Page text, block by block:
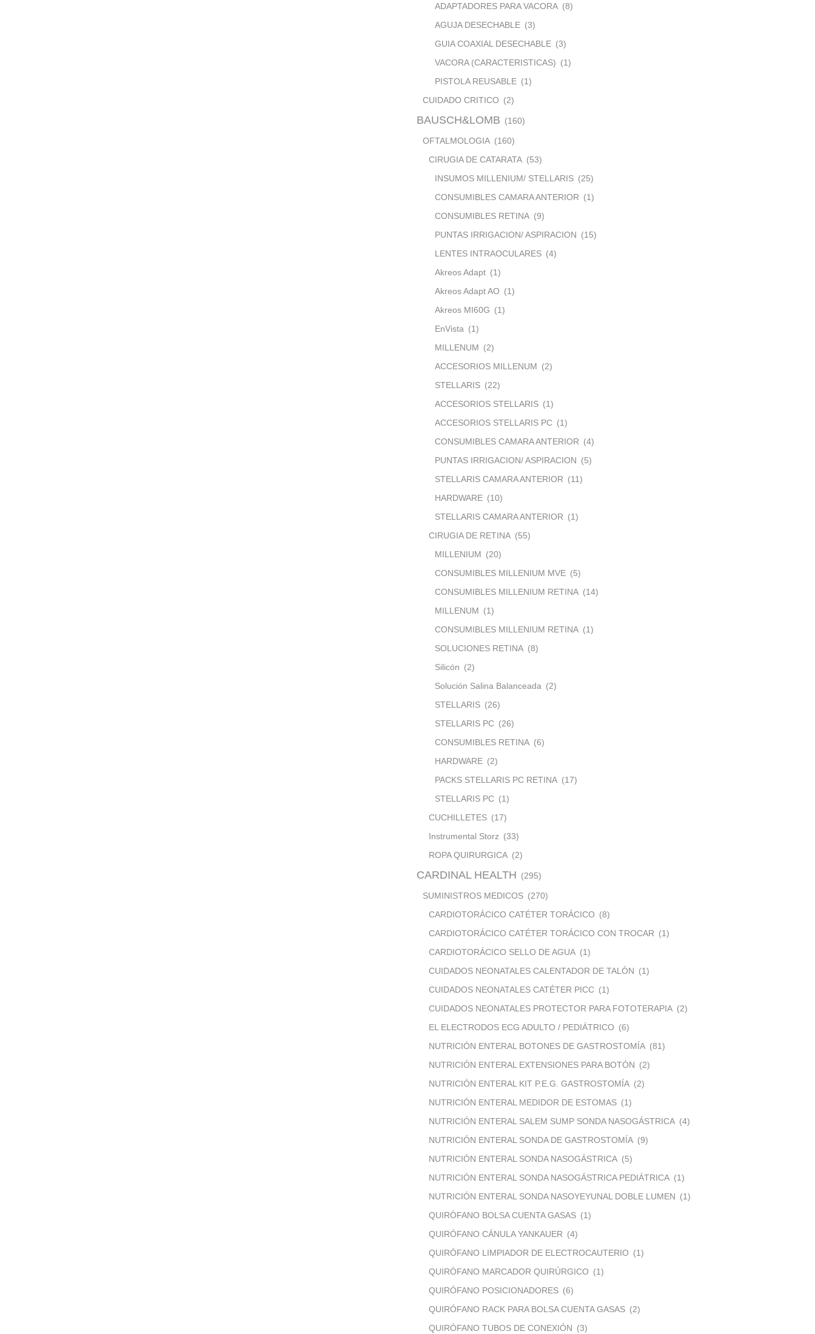
ADAPTADORES PARA VACORA (8)
AGUJA DESECHABLE (3)
GUIA COAXIAL DESECHABLE (3)
VACORA (CARACTERISTICAS) (1)
PISTOLA REUSABLE (1)
CUIDADO CRITICO (2)
BAUSCH&LOMB (160)
OFTALMOLOGIA (160)
CIRUGIA DE CATARATA (53)
INSUMOS MILLENIUM/ STELLARIS (25)
CONSUMIBLES CAMARA ANTERIOR (1)
CONSUMIBLES RETINA (9)
PUNTAS IRRIGACION/ ASPIRACION (15)
LENTES INTRAOCULARES (4)
Akreos Adapt (1)
Akreos Adapt AO (1)
Akreos MI60G (1)
EnVista (1)
MILLENUM (2)
ACCESORIOS MILLENUM (2)
STELLARIS (22)
ACCESORIOS STELLARIS (1)
ACCESORIOS STELLARIS PC (1)
CONSUMIBLES CAMARA ANTERIOR (4)
PUNTAS IRRIGACION/ ASPIRACION (5)
STELLARIS CAMARA ANTERIOR (11)
HARDWARE (10)
STELLARIS CAMARA ANTERIOR (1)
CIRUGIA DE RETINA (55)
MILLENIUM (20)
CONSUMIBLES MILLENIUM MVE (5)
CONSUMIBLES MILLENIUM RETINA (14)
MILLENUM (1)
CONSUMIBLES MILLENIUM RETINA (1)
SOLUCIONES RETINA (8)
Silicón (2)
Solución Salina Balanceada (2)
STELLARIS (26)
STELLARIS PC (26)
CONSUMIBLES RETINA (6)
HARDWARE (2)
PACKS STELLARIS PC RETINA (17)
STELLARIS PC (1)
CUCHILLETES (17)
Instrumental Storz (33)
ROPA QUIRURGICA (2)
CARDINAL HEALTH (295)
SUMINISTROS MEDICOS (270)
CARDIOTORÁCICO CATÉTER TORÁCICO (8)
CARDIOTORÁCICO CATÉTER TORÁCICO CON TROCAR (1)
CARDIOTORÁCICO SELLO DE AGUA (1)
CUIDADOS NEONATALES CALENTADOR DE TALÓN (1)
CUIDADOS NEONATALES CATÉTER PICC (1)
CUIDADOS NEONATALES PROTECTOR PARA FOTOTERAPIA (2)
EL ELECTRODOS ECG ADULTO / PEDIÁTRICO (6)
NUTRICIÓN ENTERAL BOTONES DE GASTROSTOMÍA (81)
NUTRICIÓN ENTERAL EXTENSIONES PARA BOTÓN (2)
NUTRICIÓN ENTERAL KIT P.E.G. GASTROSTOMÍA (2)
NUTRICIÓN ENTERAL MEDIDOR DE ESTOMAS (1)
NUTRICIÓN ENTERAL SALEM SUMP SONDA NASOGÁSTRICA (4)
NUTRICIÓN ENTERAL SONDA DE GASTROSTOMÍA (9)
NUTRICIÓN ENTERAL SONDA NASOGÁSTRICA (5)
NUTRICIÓN ENTERAL SONDA NASOGÁSTRICA PEDIÁTRICA (1)
NUTRICIÓN ENTERAL SONDA NASOYEYUNAL DOBLE LUMEN (1)
QUIRÓFANO BOLSA CUENTA GASAS (1)
QUIRÓFANO CÁNULA YANKAUER (4)
QUIRÓFANO LIMPIADOR DE ELECTROCAUTERIO (1)
QUIRÓFANO MARCADOR QUIRÚRGICO (1)
QUIRÓFANO POSICIONADORES (6)
QUIRÓFANO RACK PARA BOLSA CUENTA GASAS (2)
QUIRÓFANO TUBOS DE CONEXIÓN (3)